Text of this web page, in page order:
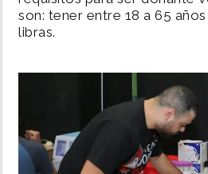
POLÍTICA
DEPORTES
MUNDO
son: tener entre 18 a 65
libras.